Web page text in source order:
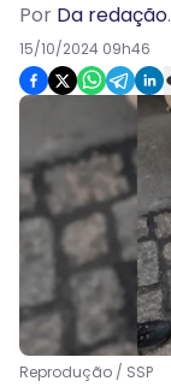
Por Da redação.
15/10/2024 09h46
Reprodução / SSP